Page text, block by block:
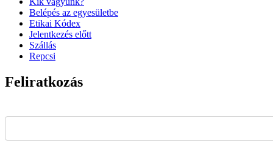
Belépés az egyesületbe
Etikai Kódex
Jelentkezés előtt
Szállás
Repcsi
Feliratkozás